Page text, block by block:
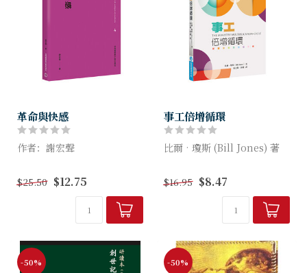
革命與快感
作者：謝宏聲
生產機制遙相呼應，在大量圖
像文本的篩選基礎上，本書以
結構主義方法，窺探中國二十
世紀下半葉以來集體性視覺經
$25.50 $12.75
事工倍增循環
比爾‧瓊斯 (Bill Jones) 著
比喻時，肯定極為羨慕那產出
百倍的好土！而比爾·瓊斯的
《事工倍增循環》一書為我們
$16.95 $8.47
-50% -50%